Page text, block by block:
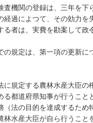
機関の登録は、三年を下
過によつて、その効力を
者は、実費を勘案して政
規定は、第一項の更新に
規定する農林水産大臣の
る都道府県知事が行うこ
（法の目的を達成するため
水産大臣が自ら行うこと